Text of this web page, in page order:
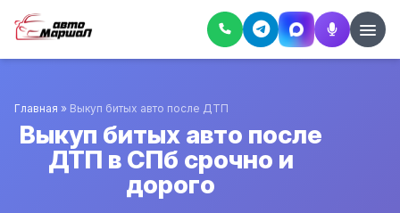
Главная » Выкуп битых авто после ДТП
Выкуп битых авто после
ДТП в СПб срочно и
дорого